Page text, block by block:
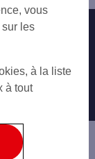
vous
les
à la liste
à tout